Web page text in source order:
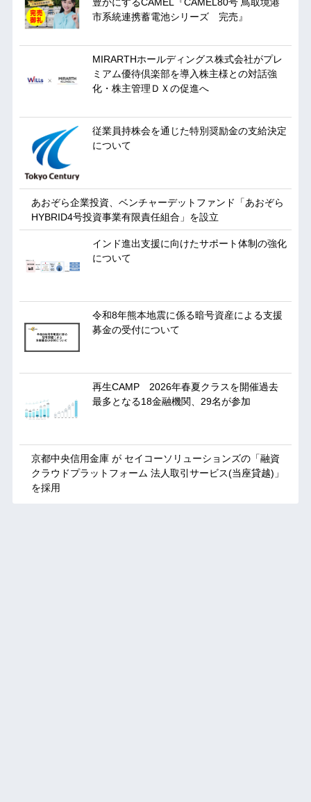
市系統連携蓄電池シリーズ 完売』
MIRARTHホールディングス株式会社がプレ
ミアム優待倶楽部を導入株主様との対話強
化・株主管理ＤＸの促進へ
従業員持株会を通じた特別奨励金の支給決定
について
あおぞら企業投資、ベンチャーデットファンド「あおぞら
HYBRID4号投資事業有限責任組合」を設立
インド進出支援に向けたサポート体制の強化
について
令和8年熊本地震に係る暗号資産による支援
募金の受付について
再生CAMP 2026年春夏クラスを開催過去
最多となる18金融機関、29名が参加
京都中央信用金庫 が セイコーソリューションズの「融資
クラウドプラットフォーム 法人取引サービス(当座貸越)」
を採用